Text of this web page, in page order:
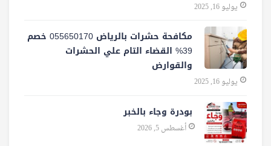
يوليو 16, 2025
مكافحة حشرات بالرياض 055650170 خصم
39% القضاء التام علي الحشرات
والقوارض
يوليو 16, 2025
بودرة وجاء بالخبر
أغسطس 5, 2026